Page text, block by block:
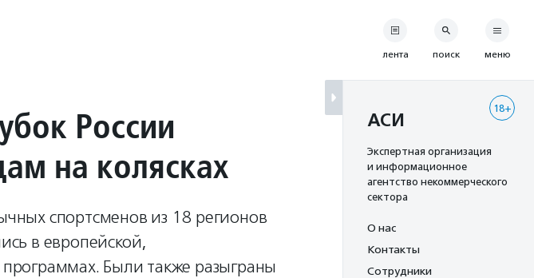
России
на колясках
спортсменов из 18 регионов
в европейской,
Были также разыграны
лента поиск меню
18+
АСИ
Экспертная организация
и информационное
агентство некоммерческого
сектора
О нас
Контакты
Сотрудники